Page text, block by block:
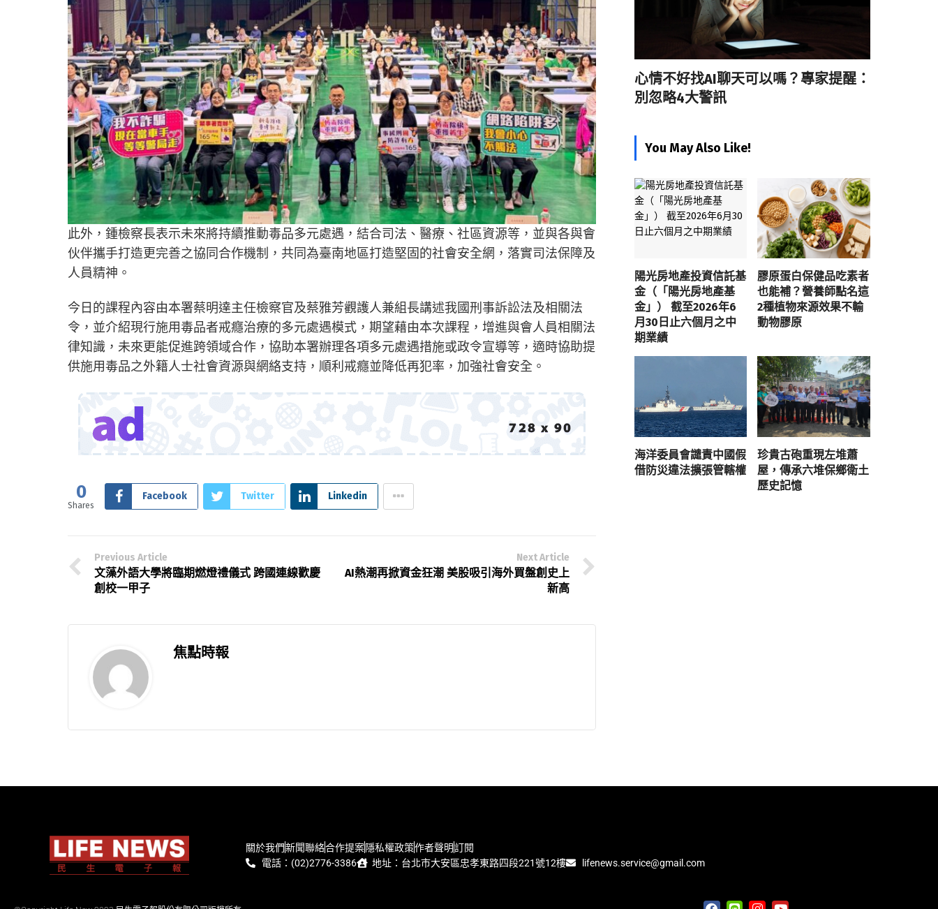
此外，鍾檢察長表示未來將持續推動毒品多元處遇，結合司法、醫療、社區資源等，並與各與會
伙伴攜手打造更完善之協同合作機制，共同為臺南地區打造堅固的社會安全網，落實司法保障及
人員精神。
今日的課程內容由本署蔡明達主任檢察官及蔡雅芳觀護人兼組長講述我國刑事訴訟法及相關法
令，並介紹現行施用毒品者戒癮治療的多元處遇模式，期望藉由本次課程，增進與會人員相關法
律知識，未來更能促進跨領域合作，協助本署辦理各項多元處遇措施或政令宣導等，適時協助提
供施用毒品之外籍人士社會資源與網絡支持，順利戒癮並降低再犯率，加強社會安全。
0
Shares
Facebook Twitter Linkedin
Previous Article
文藻外語大學將臨期燃燈禮儀式 跨國連線歡慶
創校一甲子
Next Article
AI熱潮再掀資金狂潮 美股吸引海外買盤創史上
新高
焦點時報
心情不好找AI聊天可以嗎？專家提醒：
別忽略4大警訊
You May Also Like!
陽光房地產投資信託基
金（「陽光房地產基
金」） 截至2026年6
月30日止六個月之中
期業績
膠原蛋白保健品吃素者
也能補？營養師點名這
2種植物來源效果不輸
動物膠原
海洋委員會譴責中國假
借防災違法擴張管轄權
珍貴古砲重現左堆蕭
屋，傳承六堆保鄉衛土
歷史記憶
關於我們新聞聯絡合作提案隱私權政策作者聲明訂閱
電話：(02)2776-3386
地址：台北市大安區忠孝東路四段221號12樓 lifenews.service@gmail.com